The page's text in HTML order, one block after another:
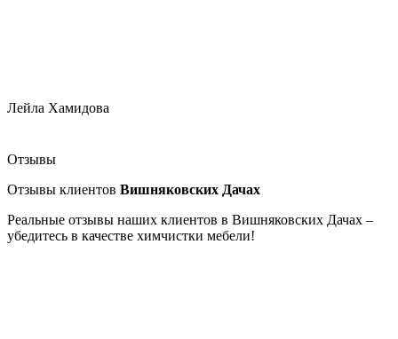
Лейла Хамидова
Отзывы
Отзывы клиентов Вишняковских Дачах
Реальные отзывы наших клиентов в Вишняковских Дачах –
убедитесь в качестве химчистки мебели!